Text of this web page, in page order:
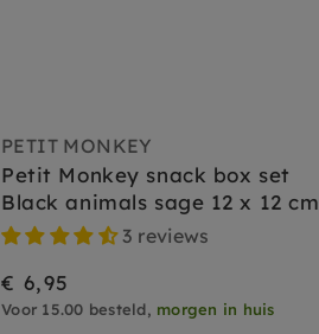
PETIT MONKEY
Petit Monkey snack box set
Black animals sage 12 x 12 cm
3 reviews
€ 6,95
Voor 15.00 besteld, morgen in huis